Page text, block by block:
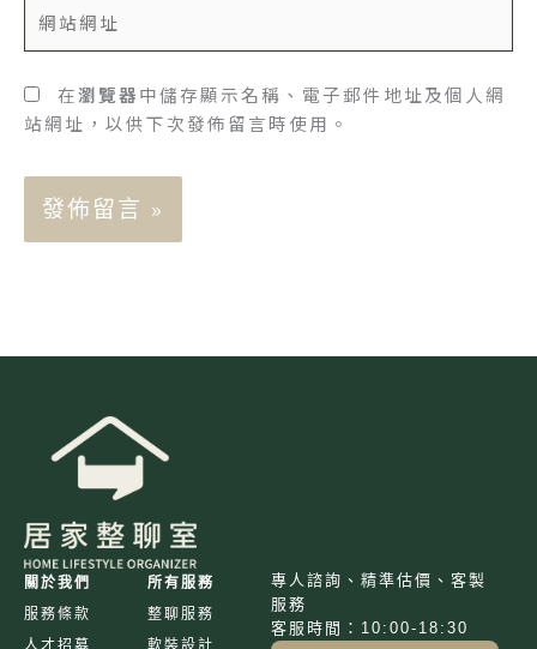
件
*
站
址
在瀏覽器中儲存顯示名稱、電子郵件地址及個人網
站網址，以供下次發佈留言時使用。
關於我們
服務條款
人才招募
所有服務
整聊服務
軟裝設計
專人諮詢、精準估價、客製
服務
客服時間：10:00-18:30